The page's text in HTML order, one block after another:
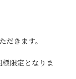
きます。
限定となりま